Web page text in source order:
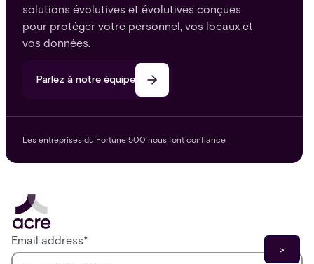
solutions évolutives et évolutives conçues
pour protéger votre personnel, vos locaux et
vos données.
Parlez à notre équipe
Les entreprises du Fortune 500 nous font confiance
Email address*